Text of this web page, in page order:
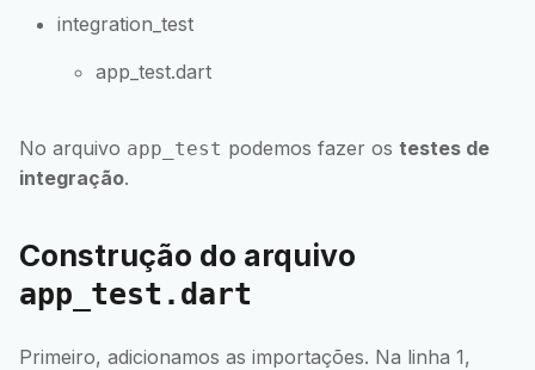
integration_test
app_test.dart
No arquivo app_test podemos fazer os testes de
integração.
Construção do arquivo
app_test.dart
Primeiro, adicionamos as importações. Na linha 1,